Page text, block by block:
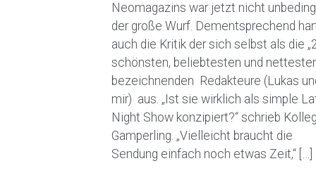
Neomagazins war jetzt nicht
der große Wurf. Dementsprechend
auch die Kritik der sich selbst als die
schönsten, beliebtesten und
bezeichnenden Redakteure (Lukas
mir) aus. „Ist sie wirklich als simple
Night Show konzipiert?“ schrieb
Gamperling. „Vielleicht braucht die
Sendung einfach noch etwas Zeit,“ […]